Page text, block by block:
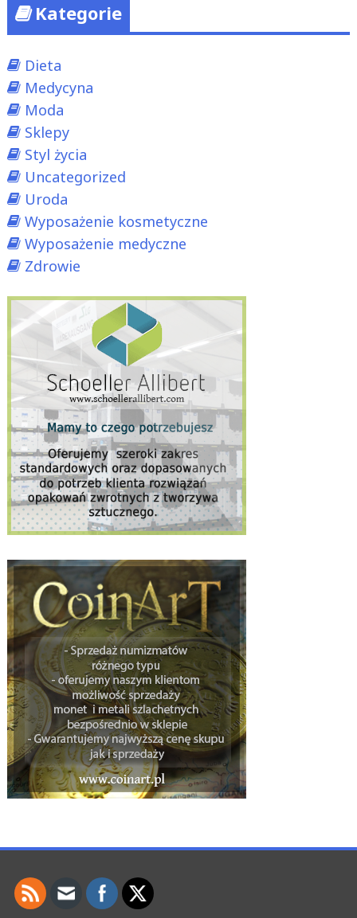
Kategorie
Dieta
Medycyna
Moda
Sklepy
Styl życia
Uncategorized
Uroda
Wyposażenie kosmetyczne
Wyposażenie medyczne
Zdrowie